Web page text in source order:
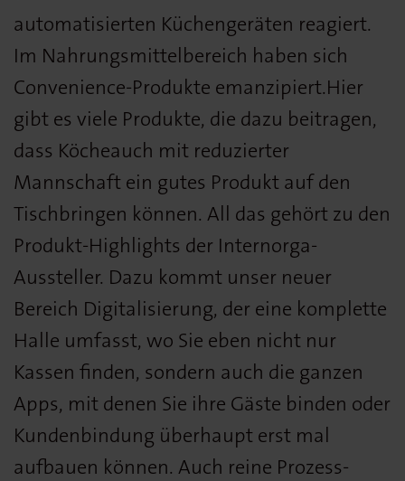
automatisierten Küchengeräten reagiert.
Im Nahrungsmittelbereich haben sich
Convenience-Produkte emanzipiert.Hier
gibt es viele Produkte, die dazu beitragen,
dass Köcheauch mit reduzierter
Mannschaft ein gutes Produkt auf den
Tischbringen können. All das gehört zu den
Produkt-Highlights der Internorga-
Aussteller. Dazu kommt unser neuer
Bereich Digitalisierung, der eine komplette
Halle umfasst, wo Sie eben nicht nur
Kassen finden, sondern auch die ganzen
Apps, mit denen Sie ihre Gäste binden oder
Kundenbindung überhaupt erst mal
aufbauen können. Auch reine Prozess-